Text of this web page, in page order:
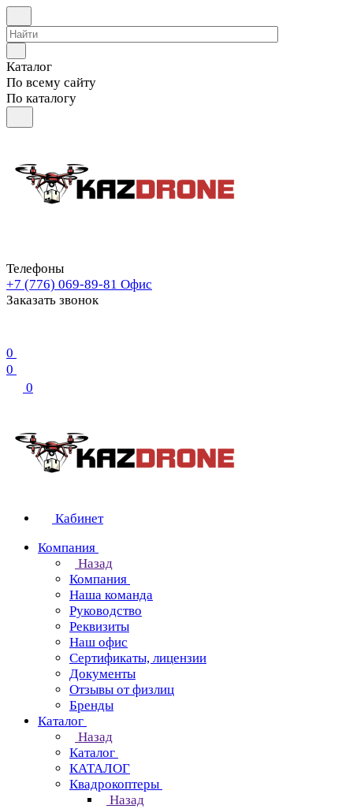
Каталог
По всему сайту
По каталогу
Телефоны
+7 (776) 069-89-81 Офис
Заказать звонок
0
0
0
Кабинет
Компания
Назад
Компания
Наша команда
Руководство
Реквизиты
Наш офис
Сертификаты, лицензии
Документы
Отзывы от физлиц
Бренды
Каталог
Назад
Каталог
КАТАЛОГ
Квадрокоптеры
Назад